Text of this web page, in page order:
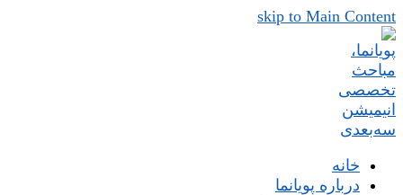
skip to Main Content
خانه
درباره پویانما